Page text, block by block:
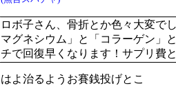
ロボ子さん、骨折とか色々大変で
マグネシウム」と「コラーゲン」
チで回復早くなります！サプリ費
はよ治るようお賽銭投げとこ